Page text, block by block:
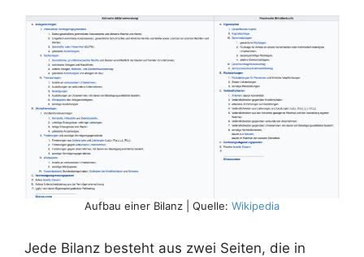
Aufbau einer Bilanz | Quelle: Wikipedia
Jede Bilanz besteht aus zwei Seiten, die in